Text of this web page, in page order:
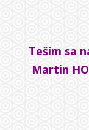
Teším sa
Martin